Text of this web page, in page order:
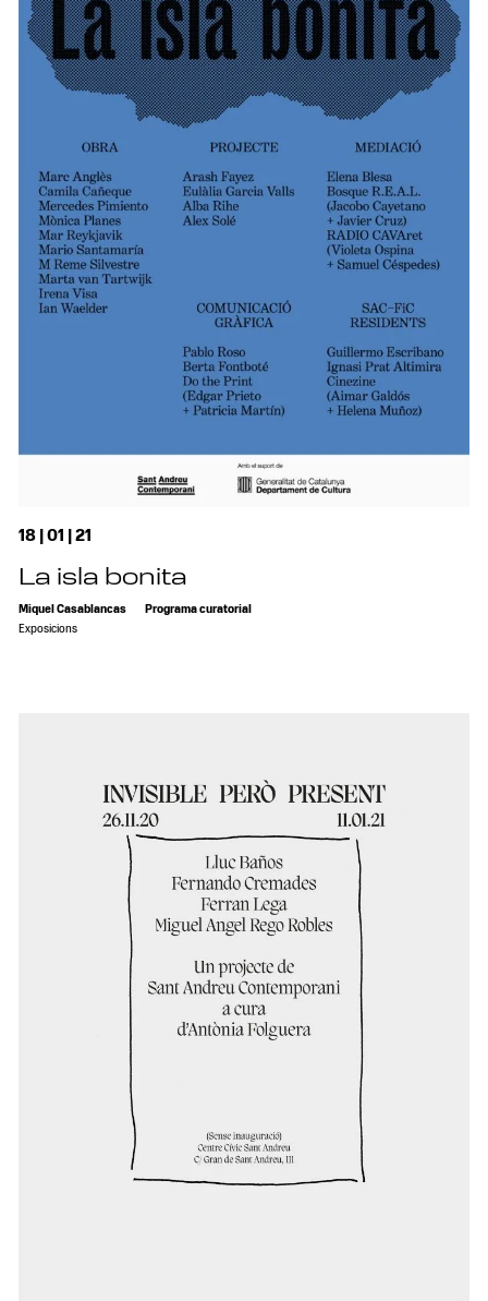
18 | 01 | 21
La isla bonita
Miquel Casablancas
Programa curatorial
Exposicions